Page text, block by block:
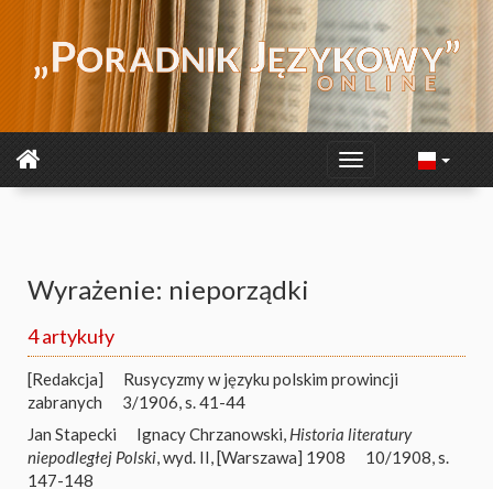
Wyrażenie: nieporządki
4 artykuły
[Redakcja]
Rusycyzmy w języku polskim prowincji
zabranych
3/1906, s. 41-44
Jan Stapecki
Ignacy Chrzanowski, Historia literatury
niepodległej Polski , wyd. II, [Warszawa] 1908
10/1908, s.
147-148